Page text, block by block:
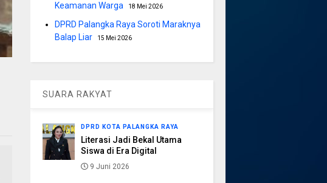
Keamanan Warga
18 Mei 2026
DPRD Palangka Raya Soroti Maraknya
Balap Liar
15 Mei 2026
SUARA RAKYAT
DPRD KOTA PALANGKA RAYA
Literasi Jadi Bekal Utama
Siswa di Era Digital
9 Juni 2026